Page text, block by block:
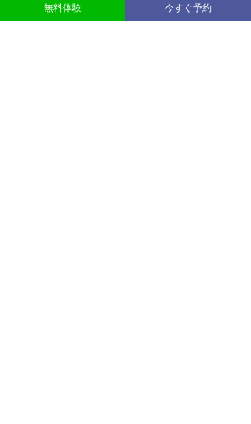
無料体験 今すぐ予約